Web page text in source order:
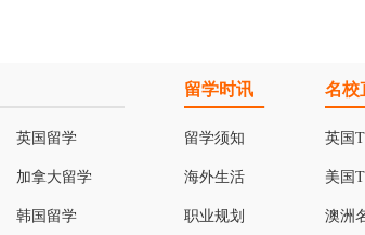
英国留学
加拿大留学
韩国留学
留学时讯
留学须知
海外生活
职业规划
名校
英国
美国
澳洲